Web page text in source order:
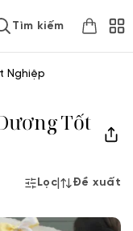
Tìm kiếm
Nghiệp
Tốt
Lọc Đề xuất